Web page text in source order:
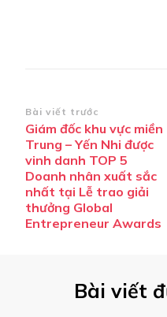
Điều
hướng
bài
viết
Bài viết trước
Giám đốc khu vực miền
Trung – Yến Nhi được
vinh danh TOP 5
Doanh nhân xuất sắc
nhất tại Lễ trao giải
thưởng Global
Entrepreneur Awards
Bài viết